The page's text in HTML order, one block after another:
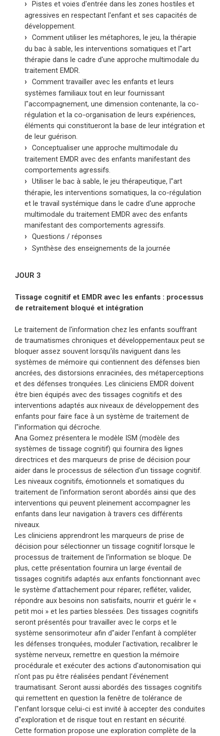
Pistes et voies d'entrée dans les zones hostiles et
agressives en respectant l'enfant et ses capacités de
développement.
Comment utiliser les métaphores, le jeu, la thérapie
du bac à sable, les interventions somatiques et l"art
thérapie dans le cadre d'une approche multimodale du
traitement EMDR.
Comment travailler avec les enfants et leurs
systèmes familiaux tout en leur fournissant
l"accompagnement, une dimension contenante, la co-
régulation et la co-organisation de leurs expériences,
éléments qui constitueront la base de leur intégration et
de leur guérison.
Conceptualiser une approche multimodale du
traitement EMDR avec des enfants manifestant des
comportements agressifs.
Utiliser le bac à sable, le jeu thérapeutique, l"art
thérapie, les interventions somatiques, la co-régulation
et le travail systémique dans le cadre d'une approche
multimodale du traitement EMDR avec des enfants
manifestant des comportements agressifs.
Questions / réponses
Synthèse des enseignements de la journée
JOUR 3
Tissage cognitif et EMDR avec les enfants : processus
de retraitement bloqué et intégration
Le traitement de l'information chez les enfants souffrant
de traumatismes chroniques et développementaux peut se
bloquer assez souvent lorsqu'ils naviguent dans les
systèmes de mémoire qui contiennent des défenses bien
ancrées, des distorsions enracinées, des métaperceptions
et des défenses tronquées. Les cliniciens EMDR doivent
être bien équipés avec des tissages cognitifs et des
interventions adaptés aux niveaux de développement des
enfants pour faire face à un système de traitement de
l"information qui décroche.
Ana Gomez présentera le modèle ISM (modèle des
systèmes de tissage cognitif) qui fournira des lignes
directrices et des marqueurs de prise de décision pour
aider dans le processus de sélection d'un tissage cognitif.
Les niveaux cognitifs, émotionnels et somatiques du
traitement de l'information seront abordés ainsi que des
interventions qui peuvent pleinement accompagner les
enfants dans leur navigation à travers ces différents
niveaux.
Les cliniciens apprendront les marqueurs de prise de
décision pour sélectionner un tissage cognitif lorsque le
processus de traitement de l'information se bloque. De
plus, cette présentation fournira un large éventail de
tissages cognitifs adaptés aux enfants fonctionnant avec
le système d'attachement pour réparer, refléter, valider,
répondre aux besoins non satisfaits, nourrir et guérir le «
petit moi » et les parties blessées. Des tissages cognitifs
seront présentés pour travailler avec le corps et le
système sensorimoteur afin d"aider l'enfant à compléter
les défenses tronquées, moduler l'activation, recalibrer le
système nerveux, remettre en question la mémoire
procédurale et exécuter des actions d'autonomisation qui
n'ont pas pu être réalisées pendant l'événement
traumatisant. Seront aussi abordés des tissages cognitifs
qui remettent en question la fenêtre de tolérance de
l"enfant lorsque celui-ci est invité à accepter des conduites
d"exploration et de risque tout en restant en sécurité.
Cette formation propose une exploration complète de la